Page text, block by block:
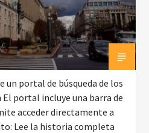
un portal de búsqueda de los
portal incluye una barra de
acceder directamente a
Lee la historia completa